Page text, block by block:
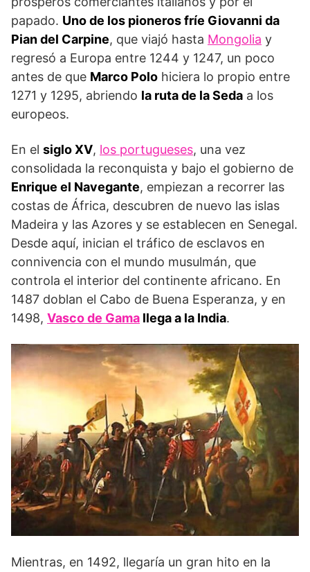
papado. Uno de los pioneros fríe Giovanni da
Pian del Carpine, que viajó hasta Mongolia y
regresó a Europa entre 1244 y 1247, un poco
antes de que Marco Polo hiciera lo propio entre
1271 y 1295, abriendo la ruta de la Seda a los
europeos.
En el siglo XV, los portugueses, una vez
consolidada la reconquista y bajo el gobierno de
Enrique el Navegante, empiezan a recorrer las
costas de África, descubren de nuevo las islas
Madeira y las Azores y se establecen en Senegal.
Desde aquí, inician el tráfico de esclavos en
connivencia con el mundo musulmán, que
controla el interior del continente africano. En
1487 doblan el Cabo de Buena Esperanza, y en
1498, Vasco de Gama llega a la India.
Mientras, en 1492, llegaría un gran hito en la